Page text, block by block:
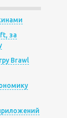
за
Brawl